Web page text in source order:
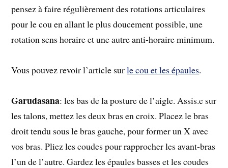
pensez à faire régulièrement des rotations articulaires
pour le cou en allant le plus doucement possible, une
rotation sens horaire et une autre anti-horaire minimum.
Vous pouvez revoir l’article surle cou et les épaules.
Garudasana: les bas de la posture de l’aigle. Assis.e sur
les talons, mettez les deux bras en croix. Placez le bras
droit tendu sous le bras gauche, pour former un X avec
vos bras. Pliez les coudes pour rapprocher les avant-bras
l’un de l’autre. Gardez les épaules basses et les coudes